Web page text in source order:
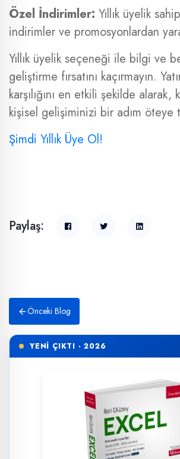
Özel İndirimler: Yıllık üyelik
indirimler ve promosyonlardan
Yıllık üyelik seçeneği ile bilgi ve
geliştirme fırsatını kaçırmayın.
karşılığını en etkili şekilde
kişisel gelişiminizi bir adım öteye
Şimdi Yıllık Üye Ol!
Paylaş:
Önceki Blog
YENİ ÇIKTI · 2026